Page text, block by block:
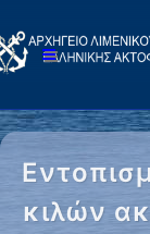
κιλών